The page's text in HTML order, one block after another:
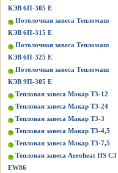
КЭВ 6П-305 Е
Потолочная завеса Тепломаш
КЭВ 6П-315 Е
Потолочная завеса Тепломаш
КЭВ 6П-325 Е
Потолочная завеса Тепломаш
КЭВ 9П-305 Е
Тепловая завеса Макар Т3-12
Тепловая завеса Макар Т3-24
Тепловая завеса Макар Т3-3
Тепловая завеса Макар Т3-4,5
Тепловая завеса Макар Т3-7,5
Тепловая завеса Aeroheat HS C3
EW86